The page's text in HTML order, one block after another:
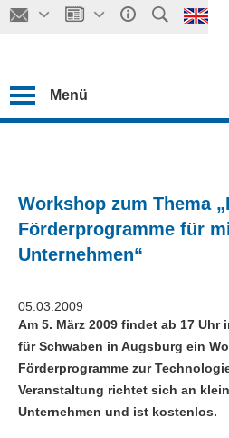
Menü
Workshop zum Thema
Förderprogramme für
Unternehmen“
05.03.2009
Am 5. März 2009 findet ab 17 Uhr
für Schwaben in Augsburg ein
Förderprogramme zur
Veranstaltung richtet sich an
Unternehmen und ist kostenlos.